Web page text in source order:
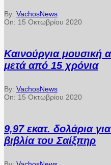
By: VachosNews
On: 15 Οκτωβρίου 2020
Καινούργια μουσική
μετά από 15 χρόνια
By: VachosNews
On: 15 Οκτωβρίου 2020
9,97 εκατ. δολάρια
βιβλία του Σαίξπηρ